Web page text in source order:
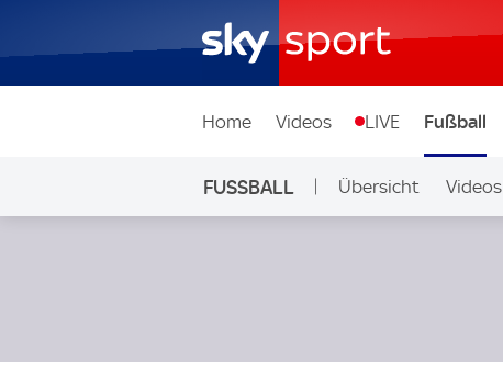
Home Videos LIVE Fußball
FUSSBALL Übersicht Videos